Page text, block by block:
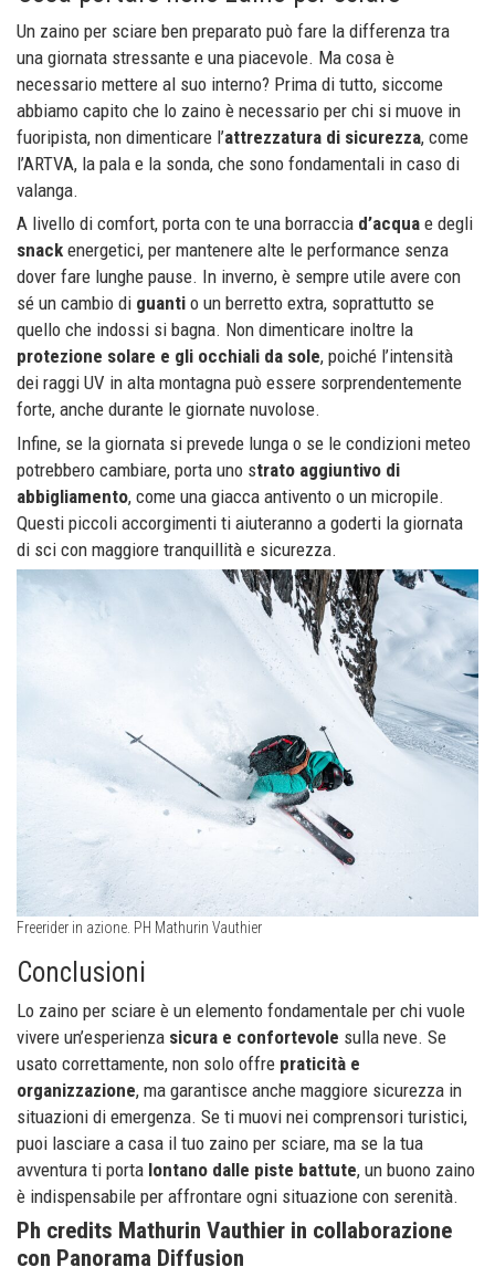
Un zaino per sciare ben preparato può fare la differenza tra
una giornata stressante e una piacevole. Ma cosa è
necessario mettere al suo interno? Prima di tutto, siccome
abbiamo capito che lo zaino è necessario per chi si muove in
fuoripista, non dimenticare l’attrezzatura di sicurezza, come
l’ARTVA, la pala e la sonda, che sono fondamentali in caso di
valanga.
A livello di comfort, porta con te una borraccia d’acqua e degli
snack energetici, per mantenere alte le performance senza
dover fare lunghe pause. In inverno, è sempre utile avere con
sé un cambio di guanti o un berretto extra, soprattutto se
quello che indossi si bagna. Non dimenticare inoltre la
protezione solare e gli occhiali da sole, poiché l’intensità
dei raggi UV in alta montagna può essere sorprendentemente
forte, anche durante le giornate nuvolose.
Infine, se la giornata si prevede lunga o se le condizioni meteo
potrebbero cambiare, porta uno strato aggiuntivo di
abbigliamento, come una giacca antivento o un micropile.
Questi piccoli accorgimenti ti aiuteranno a goderti la giornata
di sci con maggiore tranquillità e sicurezza.
Freerider in azione. PH Mathurin Vauthier
Conclusioni
Lo zaino per sciare è un elemento fondamentale per chi vuole
vivere un’esperienza sicura e confortevole sulla neve. Se
usato correttamente, non solo offre praticità e
organizzazione, ma garantisce anche maggiore sicurezza in
situazioni di emergenza. Se ti muovi nei comprensori turistici,
puoi lasciare a casa il tuo zaino per sciare, ma se la tua
avventura ti porta lontano dalle piste battute, un buono zaino
è indispensabile per affrontare ogni situazione con serenità.
Ph credits Mathurin Vauthier in collaborazione
con Panorama Diffusion